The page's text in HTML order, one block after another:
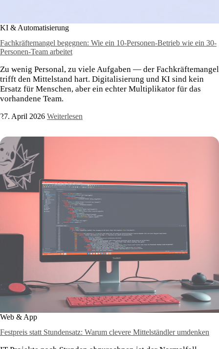
KI & Automatisierung
Fachkräftemangel begegnen: Wie ein 10-Personen-Betrieb wie ein 30-
Personen-Team arbeitet
Zu wenig Personal, zu viele Aufgaben — der Fachkräftemangel
trifft den Mittelstand hart. Digitalisierung und KI sind kein
Ersatz für Menschen, aber ein echter Multiplikator für das
vorhandene Team.
27. April 2026 Weiterlesen
Web & App
Festpreis statt Stundensatz: Warum clevere Mittelständler umdenken